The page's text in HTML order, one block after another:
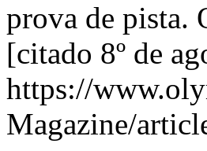
prova de pista.
[citado 8º de
https://
Magazine/